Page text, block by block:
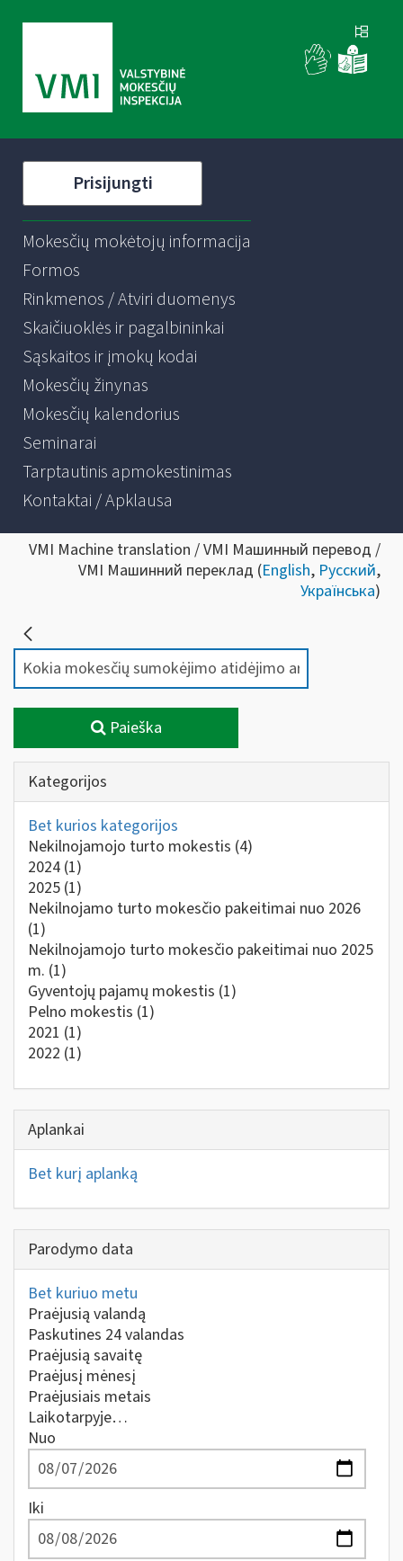
Prisijungti
Mokesčių mokėtojų informacija
Formos
Rinkmenos / Atviri duomenys
Skaičiuoklės ir pagalbininkai
Sąskaitos ir įmokų kodai
Mokesčių žinynas
Mokesčių kalendorius
Seminarai
Tarptautinis apmokestinimas
Kontaktai / Apklausa
VMI Machine translation / VMI Машинный перевод /
VMI Машинний переклад (English, Русский,
Українська)
Paieška
Kategorijos
Bet kurios kategorijos
Nekilnojamojo turto mokestis (4)
2024 (1)
2025 (1)
Nekilnojamo turto mokesčio pakeitimai nuo 2026
(1)
Nekilnojamojo turto mokesčio pakeitimai nuo 2025
m. (1)
Gyventojų pajamų mokestis (1)
Pelno mokestis (1)
2021 (1)
2022 (1)
Aplankai
Bet kurį aplanką
Parodymo data
Bet kuriuo metu
Praėjusią valandą
Paskutines 24 valandas
Praėjusią savaitę
Praėjusį mėnesį
Praėjusiais metais
Laikotarpyje…
Nuo
Iki